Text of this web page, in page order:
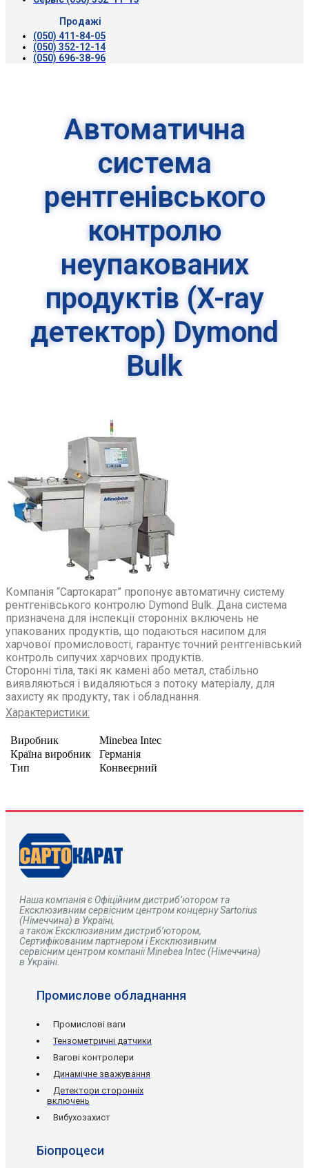
Продажі
(050) 411-84-05
(050) 352-12-14
(050) 696-38-96
Автоматична
система
рентгенівського
контролю
неупакованих
продуктів (X-ray
детектор) Dymond
Bulk
Компанія “Сартокарат” пропонує автоматичну систему
рентгенівського контролю Dymond Bulk. Дана система
призначена для інспекції сторонніх включень не
упакованих продуктів, що подаються насипом для
харчової промисловості, гарантує точний рентгенівський
контроль сипучих харчових продуктів.
Сторонні тіла, такі як камені або метал, стабільно
виявляються і видаляються з потоку матеріалу, для
захисту як продукту, так і обладнання.
Характеристики:
Виробник
Minebea Intec
Країна виробник
Германія
Тип
Конвеєрний
Наша компанія є Офіційним дистриб’ютором та
Ексклюзивним сервісним центром концерну Sartorius
(Німеччина) в Україні,
а також Ексклюзивним дистриб’ютором,
Сертифікованим партнером і Ексклюзивним
сервісним центром компанії Minebea Intec (Німеччина)
в Україні.
Промислове обладнання
Промислові ваги
Тензометричні датчики
Вагові контролери
Динамічне зважування
Детектори сторонніх
включень
Вибухозахист
Біопроцеси